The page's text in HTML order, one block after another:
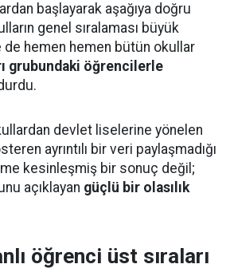
başlayarak aşağıya doğru
genel sıralaması büyük
hemen hemen bütün okullar
grubundaki öğrencilerle
devlet liselerine yönelen
ayrıntılı bir veri paylaşmadığı
kesinleşmiş bir sonuç değil;
açıklayan güçlü bir olasılık
öğrenci üst sıraları